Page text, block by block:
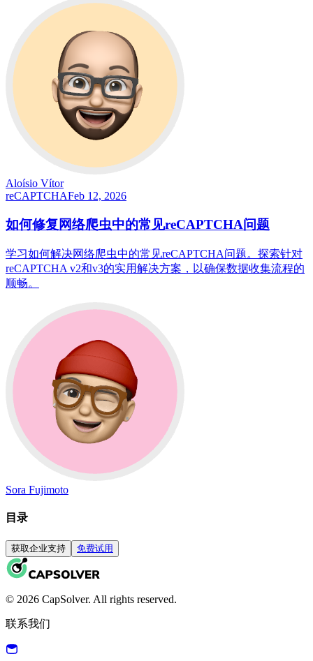
Aloísio Vítor
reCAPTCHAFeb 12, 2026
如何修复网络爬虫中的常见reCAPTCHA问题
学习如何解决网络爬虫中的常见reCAPTCHA问题。探索针对
reCAPTCHA v2和v3的实用解决方案，以确保数据收集流程的
顺畅。
Sora Fujimoto
目录
获取企业支持 免费试用
© 2026 CapSolver. All rights reserved.
联系我们